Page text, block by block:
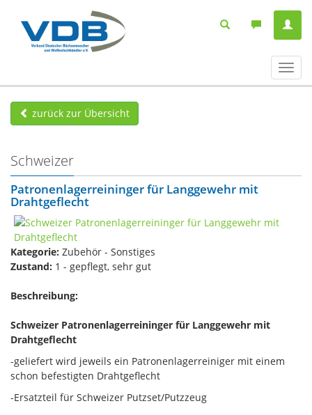
ein-/
zurück zur Übersicht
Schweizer
Patronenlagerreininger für Langgewehr mit
Drahtgeflecht
Kategorie: Zubehör - Sonstiges
Zustand: 1 - gepflegt, sehr gut
Beschreibung:
Schweizer Patronenlagerreininger für Langgewehr mit
Drahtgeflecht
-geliefert wird jeweils ein Patronenlagerreiniger mit einem
schon befestigten Drahtgeflecht
-Ersatzteil für Schweizer Putzset/Putzzeug